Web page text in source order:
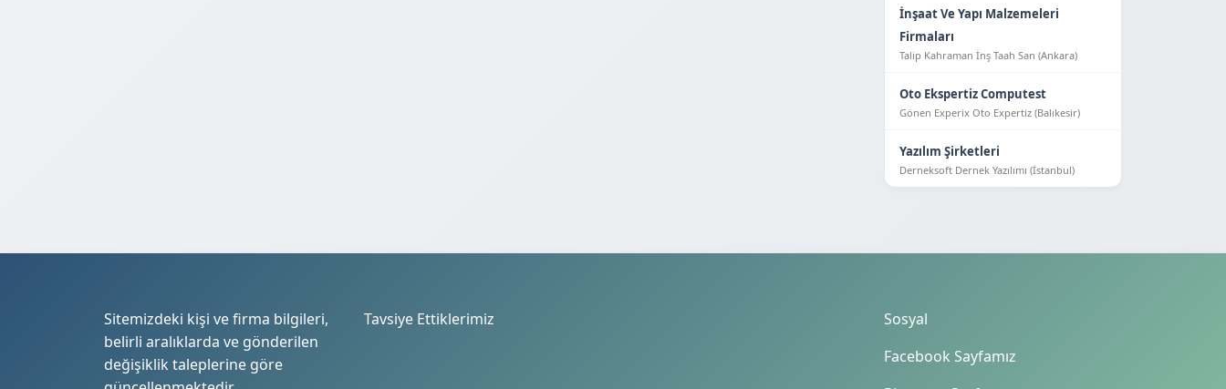
İnşaat Ve Yapı Malzemeleri
Firmaları
Talip Kahraman İnş Taah San (Ankara)
Oto Ekspertiz Computest
Gönen Experix Oto Expertiz (Balıkesir)
Yazılım Şirketleri
Derneksoft Dernek Yazılımı (İstanbul)
Sitemizdeki kişi ve firma bilgileri,
belirli aralıklarda ve gönderilen
değişiklik taleplerine göre
Tavsiye Ettiklerimiz
Sosyal
Facebook Sayfamız